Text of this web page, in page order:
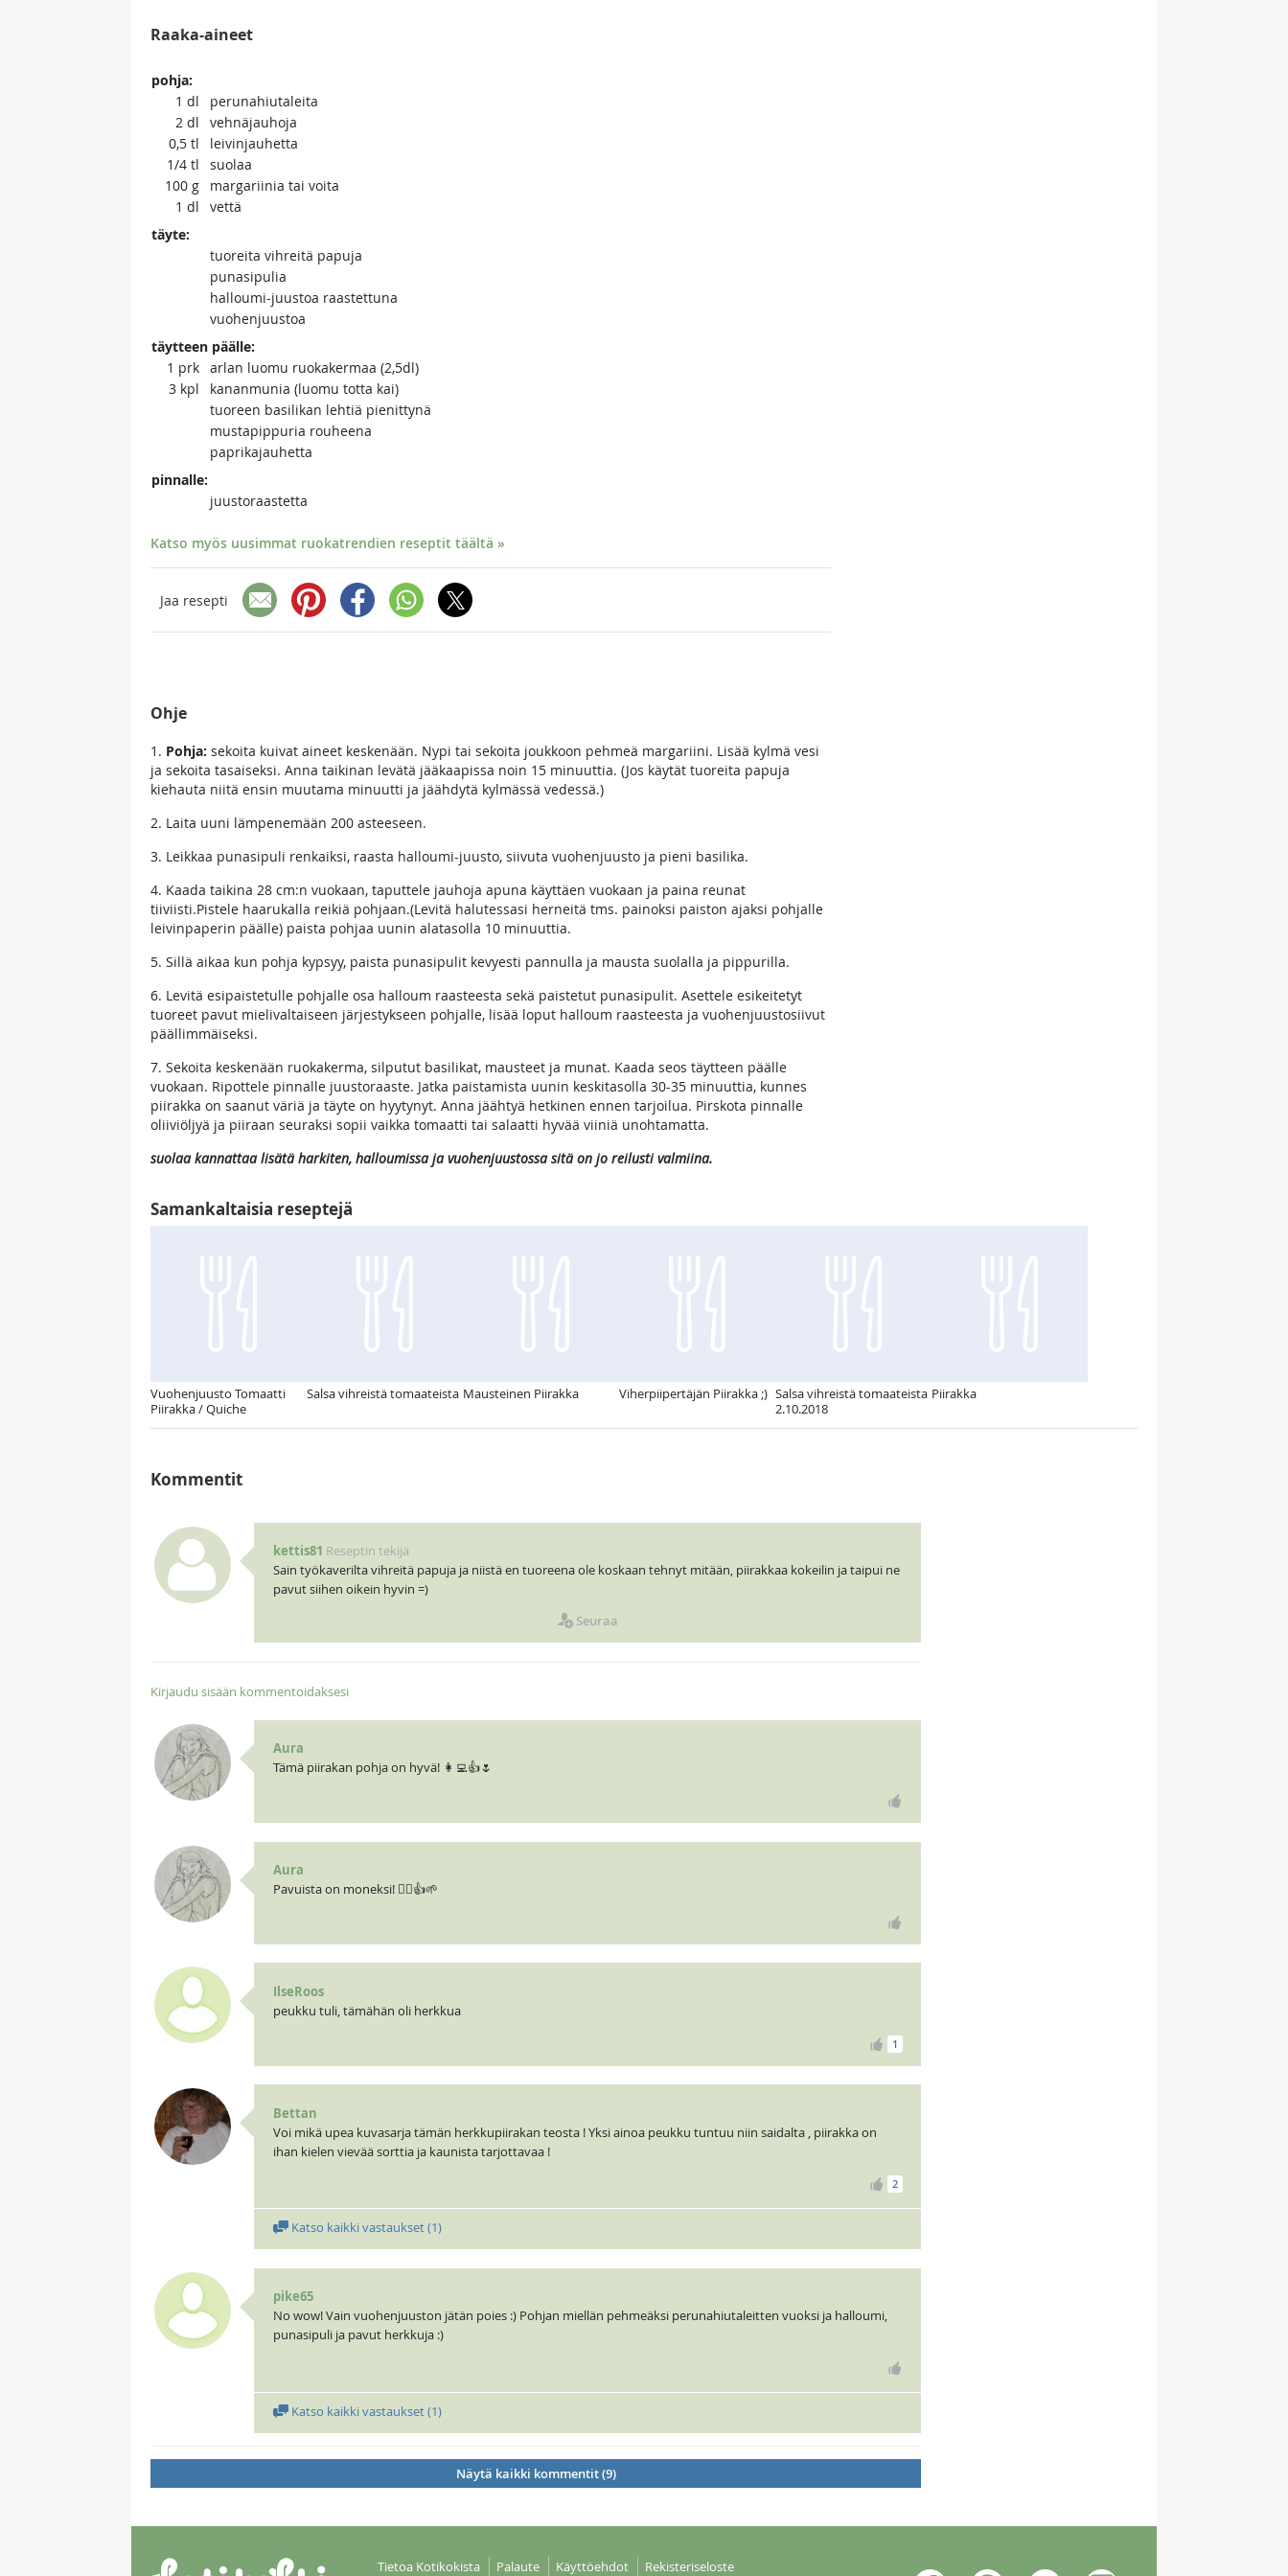
Raaka-aineet
pohja:
1 dl
perunahiutaleita
2 dl
vehnäjauhoja
0,5 tl
leivinjauhetta
1/4 tl
suolaa
100 g
margariinia tai voita
1 dl
vettä
täyte:
tuoreita vihreitä papuja
punasipulia
halloumi-juustoa raastettuna
vuohenjuustoa
täytteen päälle:
1 prk arlan luomu ruokakermaa (2,5dl)
3 kpl
kananmunia (luomu totta kai)
tuoreen basilikan lehtiä pienittynä
mustapippuria rouheena
paprikajauhetta
pinnalle:
juustoraastetta
Katso myös uusimmat ruokatrendien reseptit täältä »
Jaa resepti
Ohje
1. Pohja: sekoita kuivat aineet keskenään. Nypi tai sekoita joukkoon pehmeä margariini. Lisää kylmä vesi
ja sekoita tasaiseksi. Anna taikinan levätä jääkaapissa noin 15 minuuttia. (Jos käytät tuoreita papuja
kiehauta niitä ensin muutama minuutti ja jäähdytä kylmässä vedessä.)
2. Laita uuni lämpenemään 200 asteeseen.
3. Leikkaa punasipuli renkaiksi, raasta halloumi-juusto, siivuta vuohenjuusto ja pieni basilika.
4. Kaada taikina 28 cm:n vuokaan, taputtele jauhoja apuna käyttäen vuokaan ja paina reunat
tiiviisti.Pistele haarukalla reikiä pohjaan.(Levitä halutessasi herneitä tms. painoksi paiston ajaksi pohjalle
leivinpaperin päälle) paista pohjaa uunin alatasolla 10 minuuttia.
5. Sillä aikaa kun pohja kypsyy, paista punasipulit kevyesti pannulla ja mausta suolalla ja pippurilla.
6. Levitä esipaistetulle pohjalle osa halloum raasteesta sekä paistetut punasipulit. Asettele esikeitetyt
tuoreet pavut mielivaltaiseen järjestykseen pohjalle, lisää loput halloum raasteesta ja vuohenjuustosiivut
päällimmäiseksi.
7. Sekoita keskenään ruokakerma, silputut basilikat, mausteet ja munat. Kaada seos täytteen päälle
vuokaan. Ripottele pinnalle juustoraaste. Jatka paistamista uunin keskitasolla 30-35 minuuttia, kunnes
piirakka on saanut väriä ja täyte on hyytynyt. Anna jäähtyä hetkinen ennen tarjoilua. Pirskota pinnalle
oliiviöljyä ja piiraan seuraksi sopii vaikka tomaatti tai salaatti hyvää viiniä unohtamatta.
suolaa kannattaa lisätä harkiten, halloumissa ja vuohenjuustossa sitä on jo reilusti valmiina.
Samankaltaisia reseptejä
Vuohenjuusto Tomaatti
Piirakka / Quiche
Salsa vihreistä tomaateista Mausteinen Piirakka Viherpiipertäjän Piirakka ;) Salsa vihreistä tomaateista
2.10.2018
Piirakka
Kommentit
kettis81 Reseptin tekijä
Sain työkaverilta vihreitä papuja ja niistä en tuoreena ole koskaan tehnyt mitään, piirakkaa kokeilin ja taipui ne
pavut siihen oikein hyvin =)
Seuraa
Kirjaudu sisään kommentoidaksesi
Aura
Tämä piirakan pohja on hyvä! 👩‍💻👍🌷
Aura
Pavuista on moneksi! 🧝‍♀️👍🌱
IlseRoos
peukku tuli, tämähän oli herkkua
1
Bettan
Voi mikä upea kuvasarja tämän herkkupiirakan teosta ! Yksi ainoa peukku tuntuu niin saidalta , piirakka on
ihan kielen vievää sorttia ja kaunista tarjottavaa !
2
Katso kaikki vastaukset (1)
pike65
No wow! Vain vuohenjuuston jätän poies :) Pohjan miellän pehmeäksi perunahiutaleitten vuoksi ja halloumi,
punasipuli ja pavut herkkuja :)
Katso kaikki vastaukset (1)
Näytä kaikki kommentit (9)
Tietoa Kotikokista Palaute Käyttöehdot Rekisteriseloste